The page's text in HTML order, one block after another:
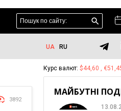
UA RU
3892
Курс валют: $44,60 ,
МАЙБУТНІ